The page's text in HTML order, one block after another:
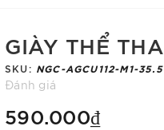
GIÀY THỂ
SKU: NGC-AGCU112-M1-35.5
Đánh giá
590.000₫